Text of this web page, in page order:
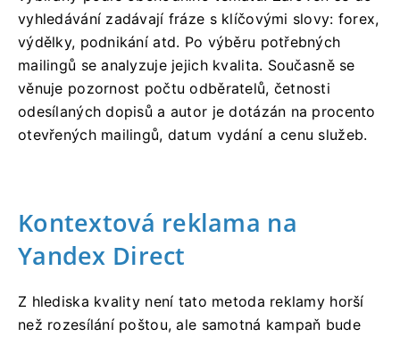
vyhledávání zadávají fráze s klíčovými slovy: forex,
výdělky, podnikání atd. Po výběru potřebných
mailingů se analyzuje jejich kvalita. Současně se
věnuje pozornost počtu odběratelů, četnosti
odesílaných dopisů a autor je dotázán na procento
otevřených mailingů, datum vydání a cenu služeb.
Kontextová reklama na
Yandex Direct
Z hlediska kvality není tato metoda reklamy horší
než rozesílání poštou, ale samotná kampaň bude